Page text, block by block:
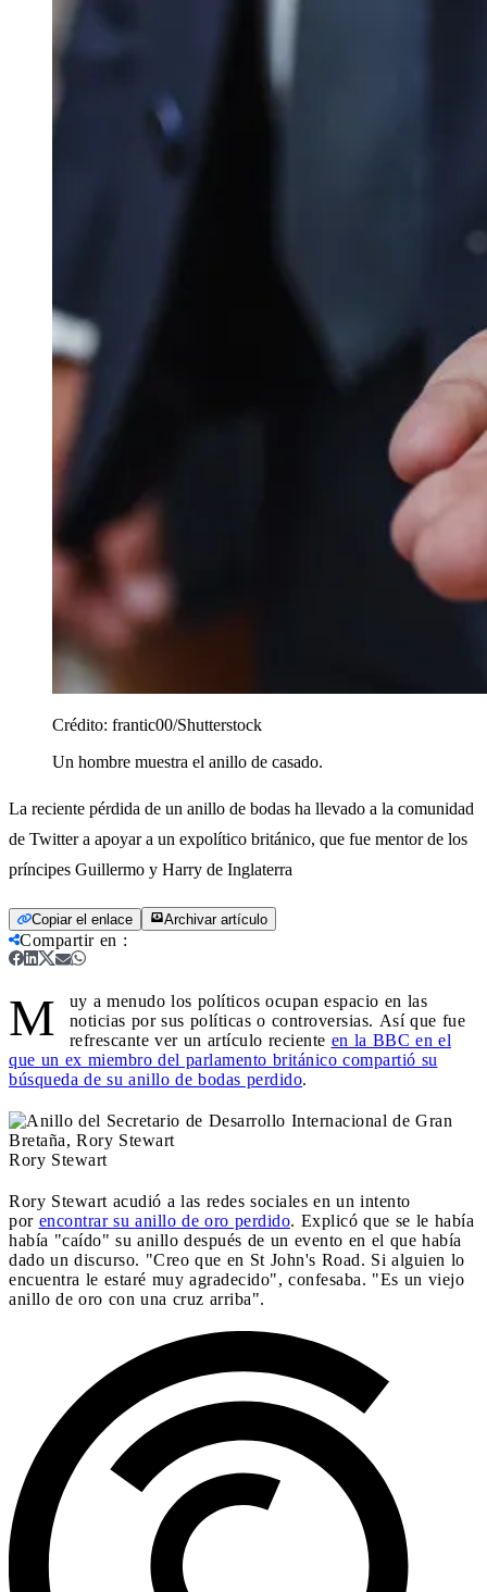
Crédito: frantic00/Shutterstock
Un hombre muestra el anillo de casado.
La reciente pérdida de un anillo de bodas ha llevado a la comunidad
de Twitter a apoyar a un expolítico británico, que fue mentor de los
príncipes Guillermo y Harry de Inglaterra
Copiar el enlace Archivar artículo
Compartir en :
M
uy a menudo los políticos ocupan espacio en las
noticias por sus políticas o controversias. Así que fue
refrescante ver un artículo reciente en la BBC en el
que un ex miembro del parlamento británico compartió su
búsqueda de su anillo de bodas perdido.
Rory Stewart
Rory Stewart acudió a las redes sociales en un intento
por encontrar su anillo de oro perdido. Explicó que se le había
había "caído" su anillo después de un evento en el que había
dado un discurso. "Creo que en St John's Road. Si alguien lo
encuentra le estaré muy agradecido", confesaba. "Es un viejo
anillo de oro con una cruz arriba".